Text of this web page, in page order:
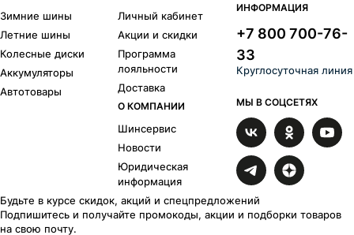
R19
Ikon
Pirelli
Formula
Kumho
Hankook
Goodyear
Vredestein
Зимние шины
Летние шины
Колесные диски
Аккумуляторы
Автотовары
Личный кабинет
Акции и скидки
Программа
лояльности
Доставка
О КОМПАНИИ
Шинсервис
Новости
Юридическая
информация
ИНФОРМАЦИЯ
+7 800 700-76-
33
Круглосуточная линия
МЫ В СОЦСЕТЯХ
Будьте в курсе скидок, акций и спецпредложений
Подпишитесь и получайте промокоды, акции и подборки товаров
на свою почту.